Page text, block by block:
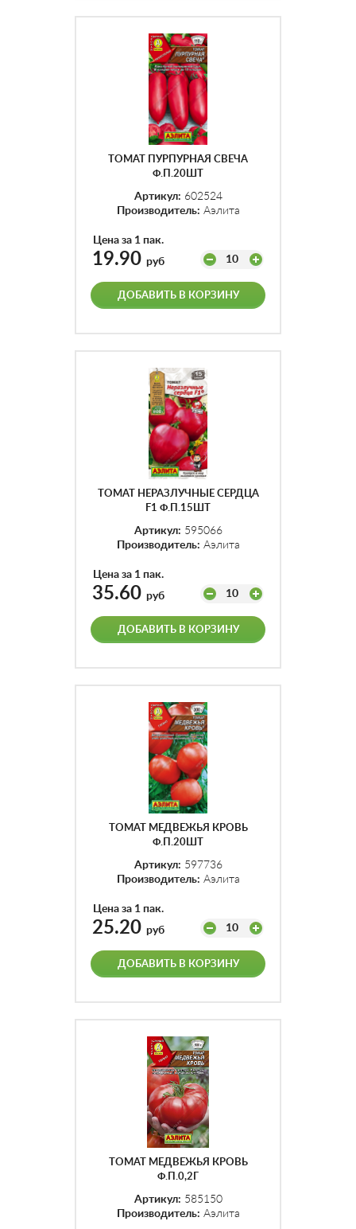
ТОМАТ ПУРПУРНАЯ СВЕЧА
Ф.П.20ШТ
Артикул: 602524
Производитель: Аэлита
Цена за 1 пак.
19.90 руб 10
ДОБАВИТЬ В КОРЗИНУ
ТОМАТ НЕРАЗЛУЧНЫЕ СЕРДЦА
F1 Ф.П.15ШТ
Артикул: 595066
Производитель: Аэлита
Цена за 1 пак.
35.60 руб 10
ДОБАВИТЬ В КОРЗИНУ
ТОМАТ МЕДВЕЖЬЯ КРОВЬ
Ф.П.20ШТ
Артикул: 597736
Производитель: Аэлита
Цена за 1 пак.
25.20 руб 10
ДОБАВИТЬ В КОРЗИНУ
ТОМАТ МЕДВЕЖЬЯ КРОВЬ
Ф.П.0,2Г
Артикул: 585150
Производитель: Аэлита